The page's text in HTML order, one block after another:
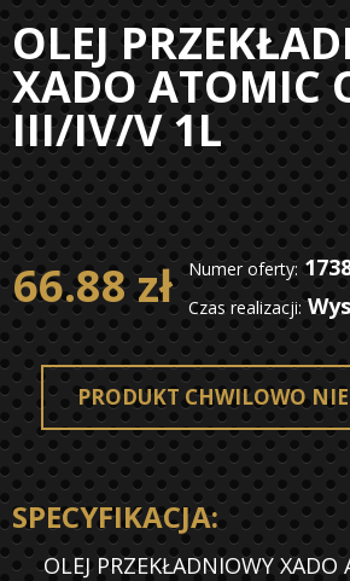
OLEJ
XADO ATOMIC
III/IV/V 1L
Numer oferty:
Czas realizacji:
66.88 zł
PRODUKT CHWILOWO
SPECYFIKACJA:
OLEJ PRZEKŁADNIOWY